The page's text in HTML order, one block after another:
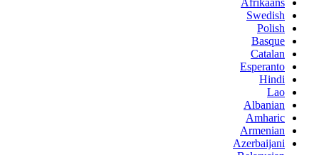
Afrikaans
Swedish
Polish
Basque
Catalan
Esperanto
Hindi
Lao
Albanian
Amharic
Armenian
Azerbaijani